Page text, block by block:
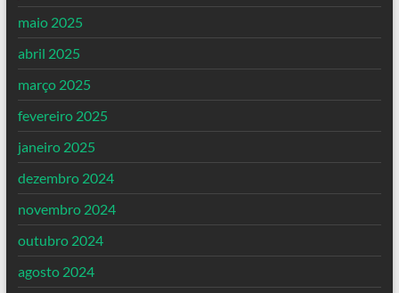
maio 2025
abril 2025
março 2025
fevereiro 2025
janeiro 2025
dezembro 2024
novembro 2024
outubro 2024
agosto 2024